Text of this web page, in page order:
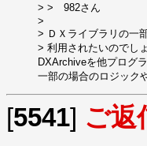
> >　982さん
>
> ＤＸライブラリの一
> 利用されたいのでし
DXArchiveを他プログ
一部の場合のロジック
[5541] ご返